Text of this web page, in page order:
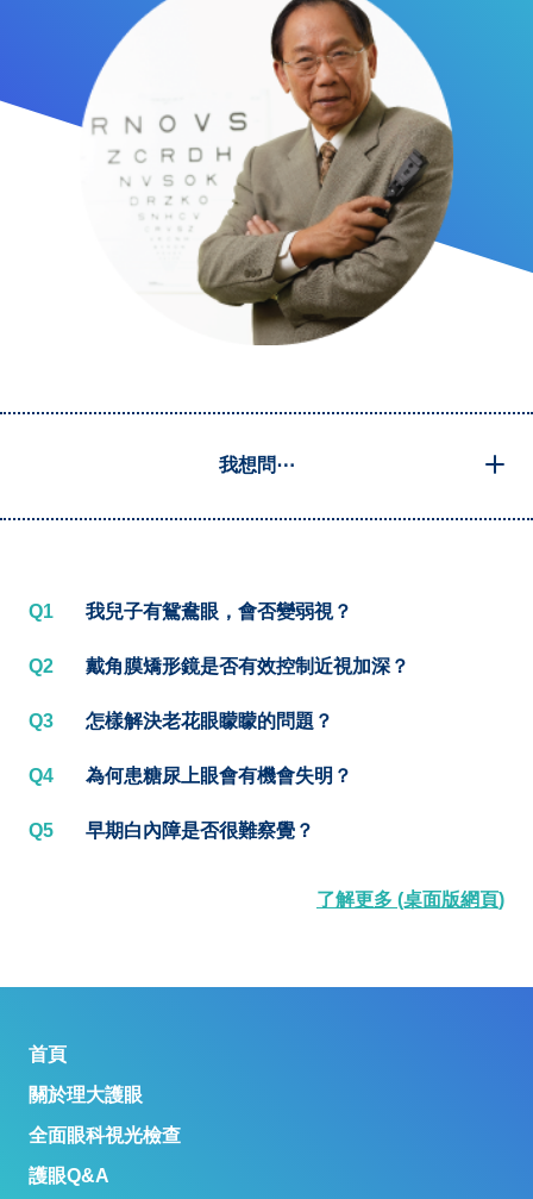
我想問⋯
Q1 我兒子有鴛鴦眼，會否變弱視？
Q2 戴角膜矯形鏡是否有效控制近視加深？
Q3 怎樣解決老花眼矇矇的問題？
Q4 為何患糖尿上眼會有機會失明？
Q5 早期白內障是否很難察覺？
了解更多 (桌面版網頁)
首頁
關於理大護眼
全面眼科視光檢查
護眼Q&A